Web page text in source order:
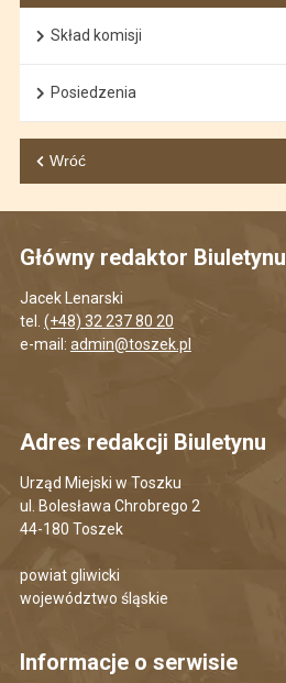
Skład komisji
Posiedzenia
Wróć
Główny redaktor Biuletynu
Jacek Lenarski
tel. (+48) 32 237 80 20
e-mail: admin@toszek.pl
Adres redakcji Biuletynu
Urząd Miejski w Toszku
ul. Bolesława Chrobrego 2
44-180 Toszek
powiat gliwicki
województwo śląskie
Informacje o serwisie